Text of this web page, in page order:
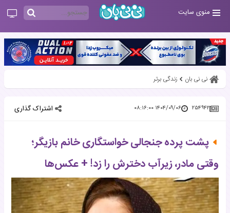
منوی سایت
نی نی بان زندگی برتر
۲۵۴۹۴۲ ۱۴۰۴/۰۹/۰۶ ۰۸:۱۶:۰۰ اشتراک گذاری
پشت پرده جنجالی خواستگاری خانم بازیگر؛
وقتی مادر، زیرآب دخترش را زد! + عکس‌ها